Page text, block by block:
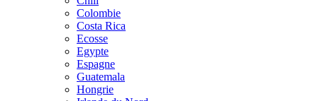
Colombie
Costa Rica
Ecosse
Egypte
Espagne
Guatemala
Hongrie